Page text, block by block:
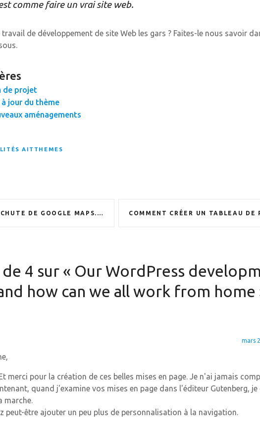
comme faire un vrai site web.
de développement de site Web les gars ? Faites-le nous savoir
de projet
à jour du thème
aménagements
AITTHEMES
GOOGLE MAPS. VIVE OPENSTREETMAPS.
4 sur « Our WordPress
how can we all work from home
mars
merci pour la création de ces belles mises en page. Je n'ai jamais
quand j'examine vos mises en page dans l'éditeur Gutenberg,
marche.
peut-être ajouter un peu plus de personnalisation à la navigation.